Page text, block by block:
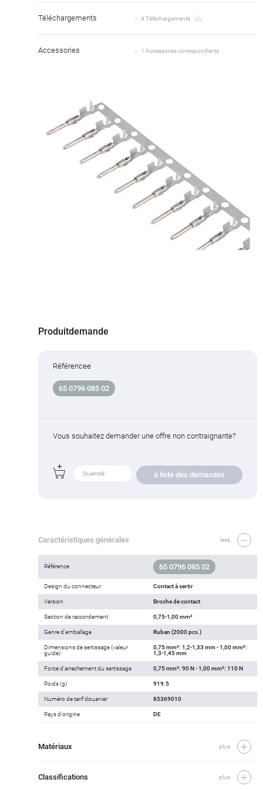
Téléchargements 4 Téléchargements
Accessories 1 Accessoires correspondants
Produitdemande
Référencee
65 0796 085 02
Vous souhaitez demander une offre non contraignante?
à liste des demandes
Caractéristiques générales less
Référence 65 0796 085 02
Design du connecteur Contact à sertir
Version Broche de contact
Section de raccordement 0,75-1,00 mm²
Genre d'emballage Ruban (2000 pcs.)
Dimensions de sertissage (valeur
guide)
0,75 mm²: 1,2-1,33 mm - 1,00 mm²:
1,3-1,45 mm
Force d'arrachement du sertissage 0,75 mm²: 90 N - 1,00 mm²: 110 N
Poids (g) 919.5
Numéro de tarif douanier 85369010
Pays d'origine DE
Matériaux plus
Classifications plus